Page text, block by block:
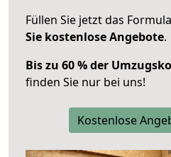
Füllen Sie jetzt das
Sie kostenlose Angebote.
Bis zu 60 % der
finden Sie nur bei uns!
Kostenlose